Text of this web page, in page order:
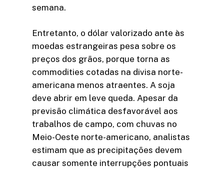
semana.
Entretanto, o dólar valorizado ante às
moedas estrangeiras pesa sobre os
preços dos grãos, porque torna as
commodities cotadas na divisa norte-
americana menos atraentes. A soja
deve abrir em leve queda. Apesar da
previsão climática desfavorável aos
trabalhos de campo, com chuvas no
Meio-Oeste norte-americano, analistas
estimam que as precipitações devem
causar somente interrupções pontuais